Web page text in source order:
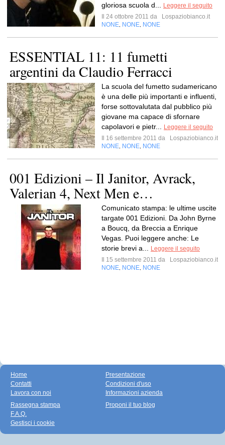
gloriosa scuola d...
Leggere il seguito
Il 24 ottobre 2011 da
Lospaziobianco.it
NONE NONE NONE
ESSENTIAL 11: 11 fumetti
argentini da Claudio Ferracci
La scuola del fumetto sudamericano
è una delle più importanti e influenti,
forse sottovalutata dal pubblico più
giovane ma capace di sfornare
capolavori e pietr...
Leggere il seguito
Il 16 settembre 2011 da
Lospaziobianco.it
NONE NONE NONE
001 Edizioni – Il Janitor, Avrack,
Valerian 4, Next Men e…
Comunicato stampa: le ultime uscite
targate 001 Edizioni. Da John Byrne
a Boucq, da Breccia a Enrique
Vegas. Puoi leggere anche: Le
storie brevi a...
Leggere il seguito
Il 15 settembre 2011 da
Lospaziobianco.it
NONE NONE NONE
Home
Contatti
Lavora con noi
Presentazione
Condizioni d'uso
Informazioni azienda
Rassegna stampa
F.A.Q.
Gestisci i cookie
Proponi il tuo blog